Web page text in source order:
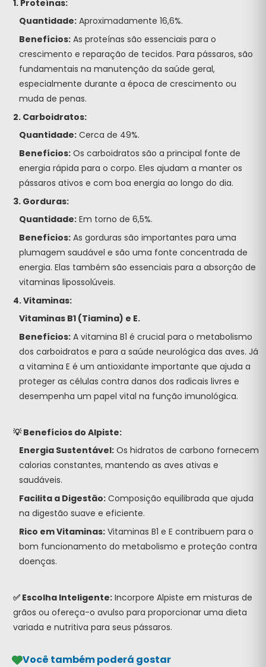
1. Proteínas:
Quantidade: Aproximadamente 16,6%.
Benefícios: As proteínas são essenciais para o
crescimento e reparação de tecidos. Para pássaros, são
fundamentais na manutenção da saúde geral,
especialmente durante a época de crescimento ou
muda de penas.
2. Carboidratos:
Quantidade: Cerca de 49%.
Benefícios: Os carboidratos são a principal fonte de
energia rápida para o corpo. Eles ajudam a manter os
pássaros ativos e com boa energia ao longo do dia.
3. Gorduras:
Quantidade: Em torno de 6,5%.
Benefícios: As gorduras são importantes para uma
plumagem saudável e são uma fonte concentrada de
energia. Elas também são essenciais para a absorção de
vitaminas lipossolúveis.
4. Vitaminas:
Vitaminas B1 (Tiamina) e E.
Benefícios: A vitamina B1 é crucial para o metabolismo
dos carboidratos e para a saúde neurológica das aves. Já
a vitamina E é um antioxidante importante que ajuda a
proteger as células contra danos dos radicais livres e
desempenha um papel vital na função imunológica.
💡 Benefícios do Alpiste:
Energia Sustentável: Os hidratos de carbono fornecem
calorias constantes, mantendo as aves ativas e
saudáveis.
Facilita a Digestão: Composição equilibrada que ajuda
na digestão suave e eficiente.
Rico em Vitaminas: Vitaminas B1 e E contribuem para o
bom funcionamento do metabolismo e proteção contra
doenças.
✅ Escolha Inteligente: Incorpore Alpiste em misturas de
grãos ou ofereça-o avulso para proporcionar uma dieta
variada e nutritiva para seus pássaros.
Você também poderá gostar